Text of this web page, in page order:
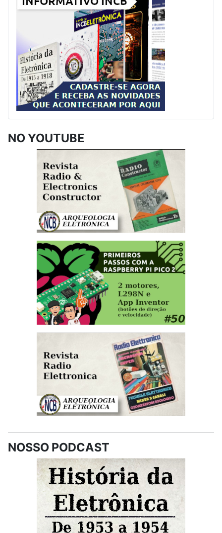
NO YOUTUBE
NOSSO PODCAST